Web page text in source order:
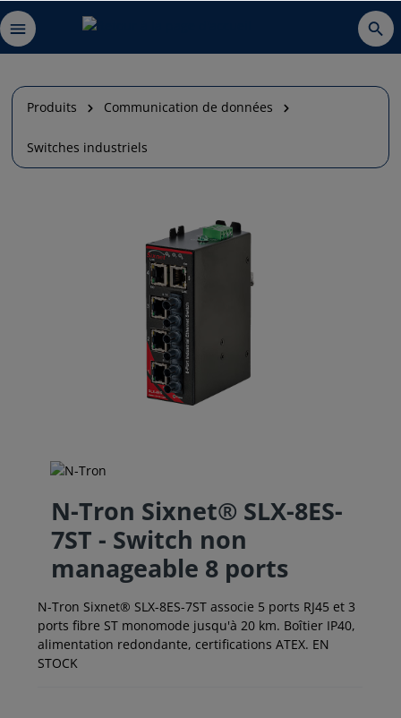
Produits Communication de données
Switches industriels
N-Tron Sixnet® SLX-8ES-
7ST - Switch non
manageable 8 ports
N-Tron Sixnet® SLX-8ES-7ST associe 5 ports RJ45 et 3
ports fibre ST monomode jusqu'à 20 km. Boîtier IP40,
alimentation redondante, certifications ATEX. EN
STOCK